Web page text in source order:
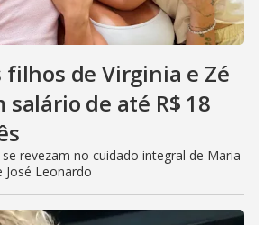
filhos de Virginia e Zé
salário de até R$ 18
revezam no cuidado integral de Maria
José Leonardo